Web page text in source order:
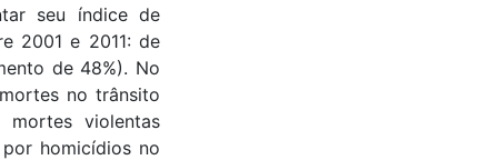
seu índice de
2001 e 2011: de
de 48%). No
no trânsito
mortes violentas
homicídios no